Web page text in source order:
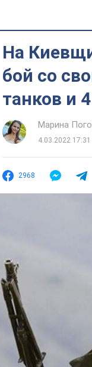
На
бой со
танков и
Марина
4.03.2022 17:31
2968